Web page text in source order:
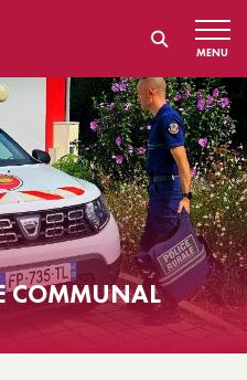
MENU
COMMUNAL